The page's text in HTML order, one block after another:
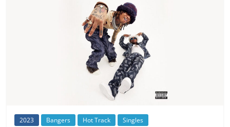
2023 Bangers Hot Track Singles